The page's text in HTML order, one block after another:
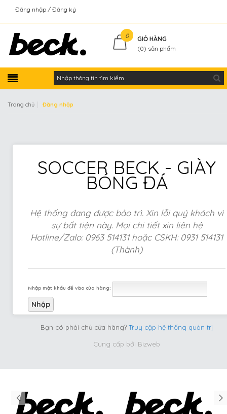
Đăng nhập Đăng ký
0
GIỎ HÀNG
(0) sản phẩm
Trang chủ Đăng nhập
SOCCER BECK - GIÀY
BÓNG ĐÁ
Hệ thống đang được bảo trì. Xin lỗi quý khách vì
sự bất tiện này. Mọi chi tiết xin liên hệ
Hotline/Zalo: 0963 514131 hoặc CSKH: 0931 514131
(Thành)
Nhập mật khẩu để vào cửa hàng:
Bạn có phải chủ cửa hàng? Truy cập hệ thống quản trị
Cung cấp bởi Bizweb